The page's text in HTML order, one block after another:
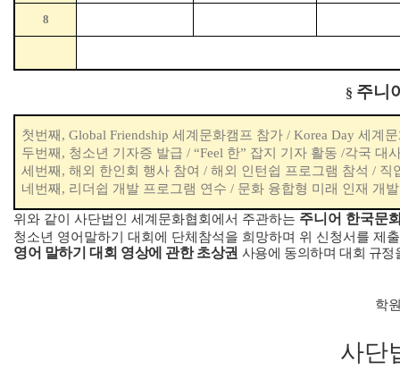
8
§ 주니
첫번째 , Global Friendship 세계문화캠프 참가 / Korea Day 세계
두번째 , 청소년 기자증 발급 / “Feel 한” 잡지 기자 활동 /각국 대
세번째 , 해외 한인회 행사 참여 / 해외 인턴쉽 프로그램 참석 / 직
네번째 , 리더쉽 개발 프로그램 연수 / 문화 융합형 미래 인재 개발
위와 같이 사단법인 세계문화협회에서 주관하는 주니어 한국문
청소년 영어말하기 대회에 단체참석을 희망하며 위 신청서를 제
영어 말하기 대회 영상에 관한 초상권 사용에 동의하며 대회 규
학
사단